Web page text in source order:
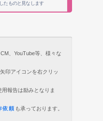
たものと見なします
、YouTube等、様々な
印アイコンを右クリッ
用報告は励みとなりま
依頼 も承っております。